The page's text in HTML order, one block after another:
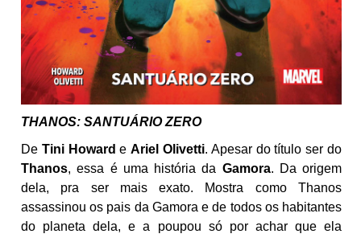
THANOS: SANTUÁRIO ZERO
De Tini Howard eAriel Olivetti. Apesar do título ser do
Thanos, essa é uma história da Gamora. Da origem
dela, pra ser mais exato. Mostra como Thanos
assassinou os pais da Gamora e de todos os habitantes
do planeta dela, e a poupou só por achar que ela